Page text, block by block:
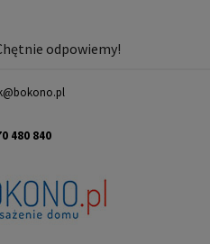
odpowiemy!
480 840